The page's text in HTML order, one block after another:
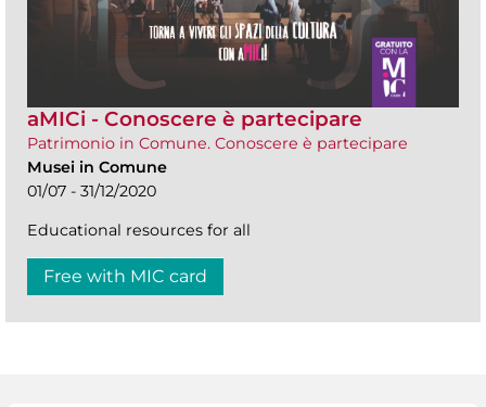
aMICi - Conoscere è partecipare
Patrimonio in Comune. Conoscere è partecipare
Musei in Comune
01/07 - 31/12/2020
Educational resources for all
Free with MIC card